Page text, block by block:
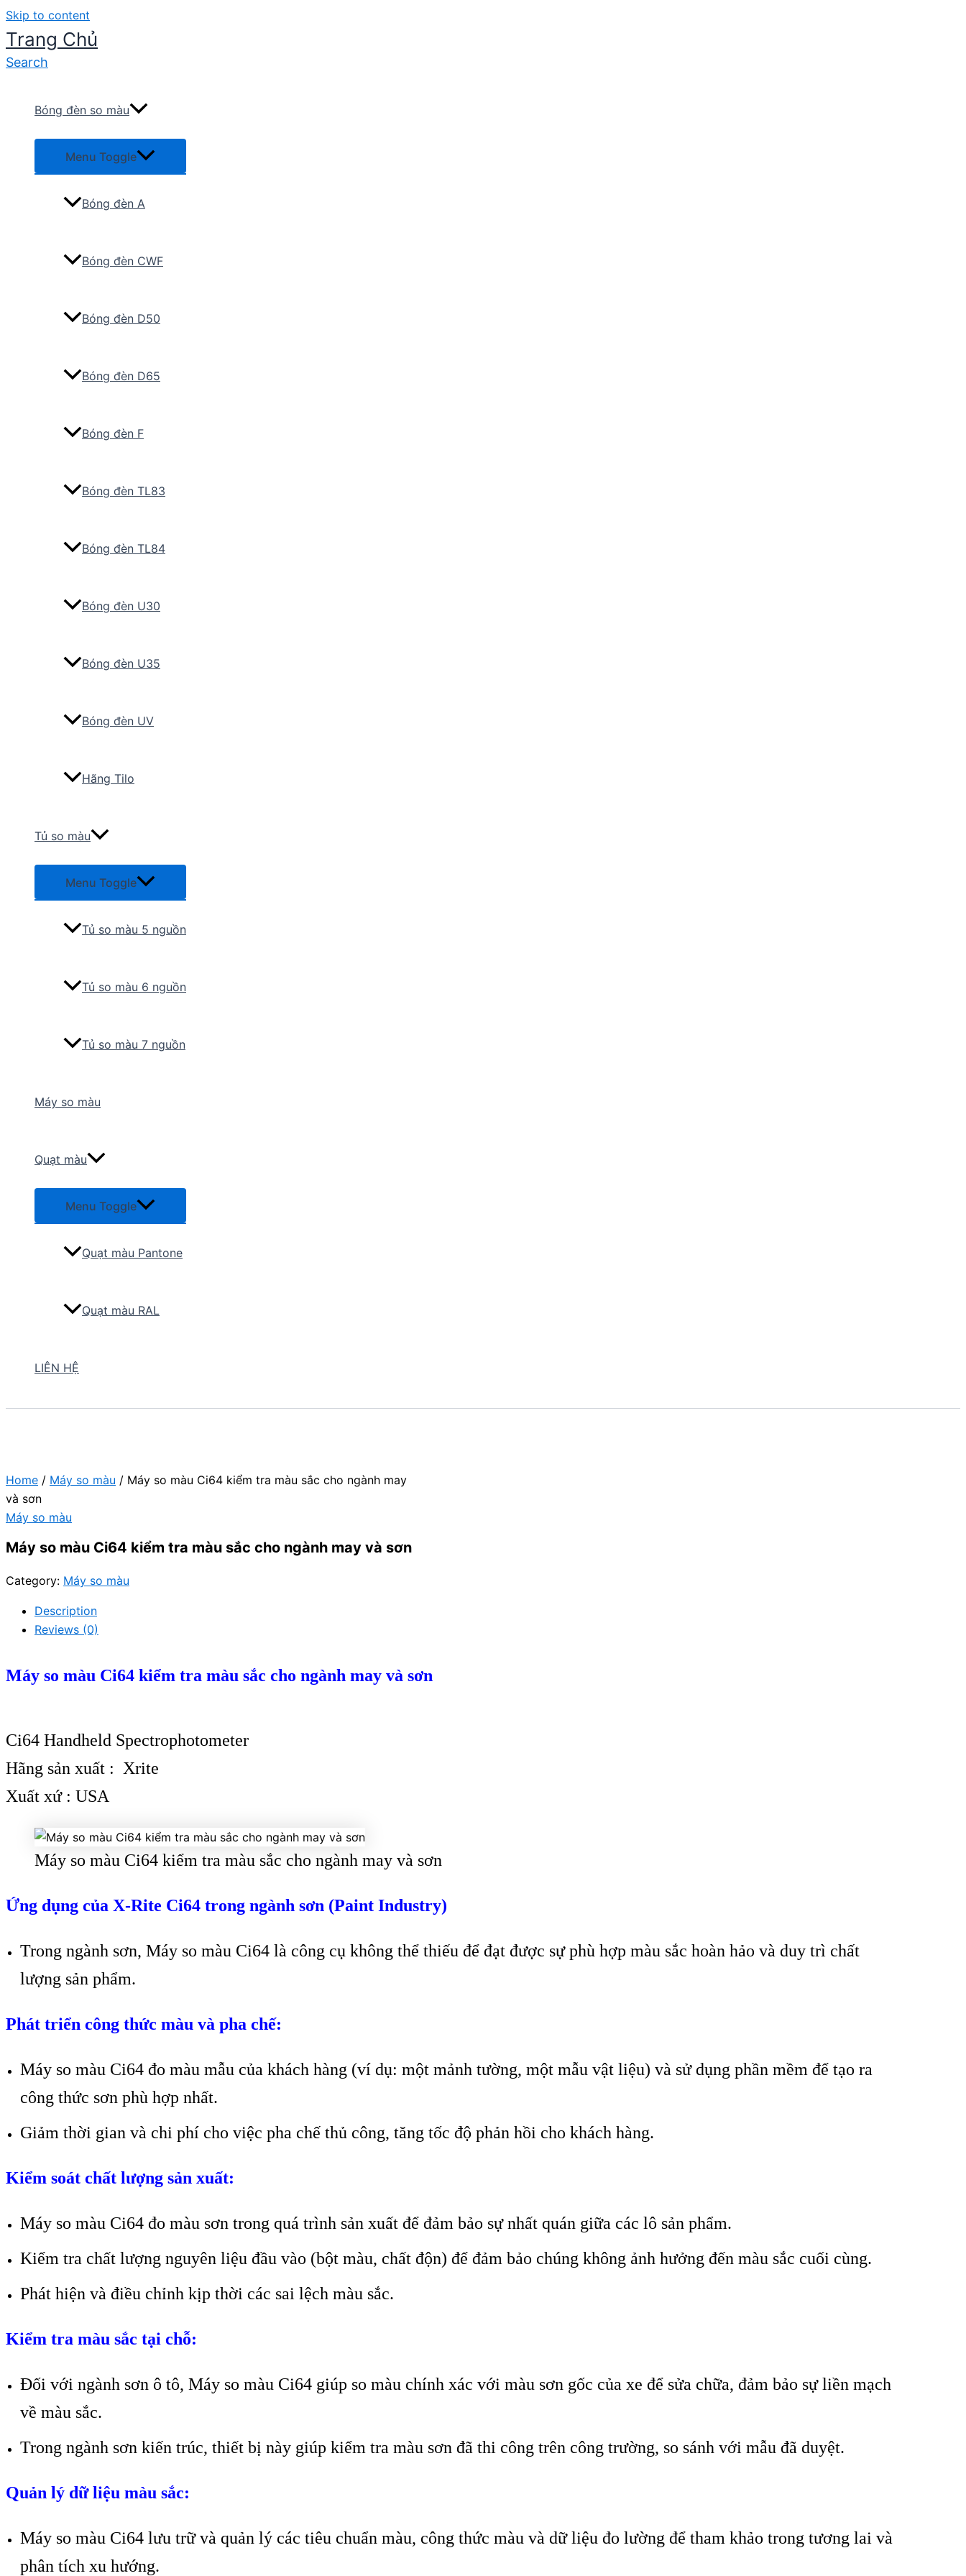
Skip to content
Trang Chủ
Search
Bóng đèn so màu
Menu Toggle
Bóng đèn A
Bóng đèn CWF
Bóng đèn D50
Bóng đèn D65
Bóng đèn F
Bóng đèn TL83
Bóng đèn TL84
Bóng đèn U30
Bóng đèn U35
Bóng đèn UV
Hãng Tilo
Tủ so màu
Menu Toggle
Tủ so màu 5 nguồn
Tủ so màu 6 nguồn
Tủ so màu 7 nguồn
Máy so màu
Quạt màu
Menu Toggle
Quạt màu Pantone
Quạt màu RAL
LIÊN HỆ
Home / Máy so màu / Máy so màu Ci64 kiểm tra màu sắc cho ngành may
và sơn
Máy so màu
Máy so màu Ci64 kiểm tra màu sắc cho ngành may và sơn
Category: Máy so màu
Description
Reviews (0)
Máy so màu Ci64 kiểm tra màu sắc cho ngành may và sơn
Ci64 Handheld Spectrophotometer
Hãng sản xuất : Xrite
Xuất xứ : USA
Máy so màu Ci64 kiểm tra màu sắc cho ngành may và sơn
Ứng dụng của X-Rite Ci64 trong ngành sơn (Paint Industry)
Trong ngành sơn, Máy so màu Ci64 là công cụ không thể thiếu để đạt được sự phù hợp màu sắc hoàn hảo và duy trì chất
lượng sản phẩm.
Phát triển công thức màu và pha chế:
Máy so màu Ci64 đo màu mẫu của khách hàng (ví dụ: một mảnh tường, một mẫu vật liệu) và sử dụng phần mềm để tạo ra
công thức sơn phù hợp nhất.
Giảm thời gian và chi phí cho việc pha chế thủ công, tăng tốc độ phản hồi cho khách hàng.
Kiểm soát chất lượng sản xuất:
Máy so màu Ci64 đo màu sơn trong quá trình sản xuất để đảm bảo sự nhất quán giữa các lô sản phẩm.
Kiểm tra chất lượng nguyên liệu đầu vào (bột màu, chất độn) để đảm bảo chúng không ảnh hưởng đến màu sắc cuối cùng.
Phát hiện và điều chỉnh kịp thời các sai lệch màu sắc.
Kiểm tra màu sắc tại chỗ:
Đối với ngành sơn ô tô, Máy so màu Ci64 giúp so màu chính xác với màu sơn gốc của xe để sửa chữa, đảm bảo sự liền mạch
về màu sắc.
Trong ngành sơn kiến trúc, thiết bị này giúp kiểm tra màu sơn đã thi công trên công trường, so sánh với mẫu đã duyệt.
Quản lý dữ liệu màu sắc:
Máy so màu Ci64 lưu trữ và quản lý các tiêu chuẩn màu, công thức màu và dữ liệu đo lường để tham khảo trong tương lai và
phân tích xu hướng.